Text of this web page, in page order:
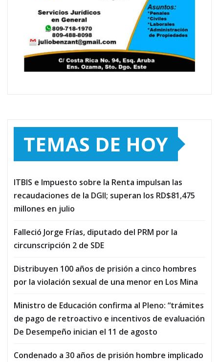
TEMAS DE HOY
ITBIS e Impuesto sobre la Renta impulsan las
recaudaciones de la DGII; superan los RD$81,475
millones en julio
Falleció Jorge Frías, diputado del PRM por la
circunscripción 2 de SDE
Distribuyen 100 años de prisión a cinco hombres
por la violación sexual de una menor en Los Mina
Ministro de Educación confirma al Pleno: “trámites
de pago de retroactivo e incentivos de evaluación
De Desempeño inician el 11 de agosto
Condenado a 30 años de prisión hombre implicado